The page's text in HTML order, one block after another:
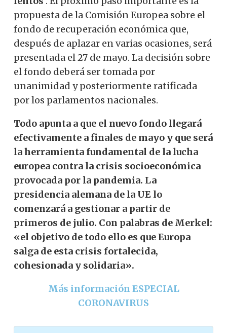
propuesta de la Comisión Europea sobre el
fondo de recuperación económica que,
después de aplazar en varias ocasiones, será
presentada el 27 de mayo. La decisión sobre
el fondo deberá ser tomada por
unanimidad y posteriormente ratificada
por los parlamentos nacionales.
Todo apunta a que el nuevo fondo llegará
efectivamente a finales de mayo y que será
la herramienta fundamental de la lucha
europea contra la crisis socioeconómica
provocada por la pandemia. La
presidencia alemana de la UE lo
comenzará a gestionar a partir de
primeros de julio. Con palabras de Merkel:
«el objetivo de todo ello es que Europa
salga de esta crisis fortalecida,
cohesionada y solidaria».
Más información ESPECIAL
CORONAVIRUS